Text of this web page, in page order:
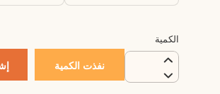
الكمية
نفذت الكمية